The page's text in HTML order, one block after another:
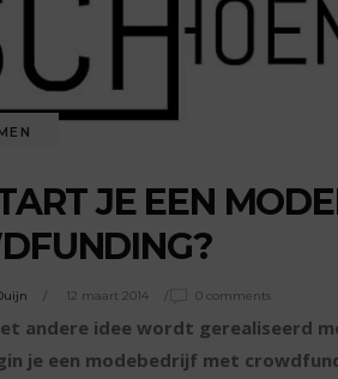
JE EEN
12 maart 2014 0 comments
andere idee wordt gerealiseerd
je een modebedrijf met